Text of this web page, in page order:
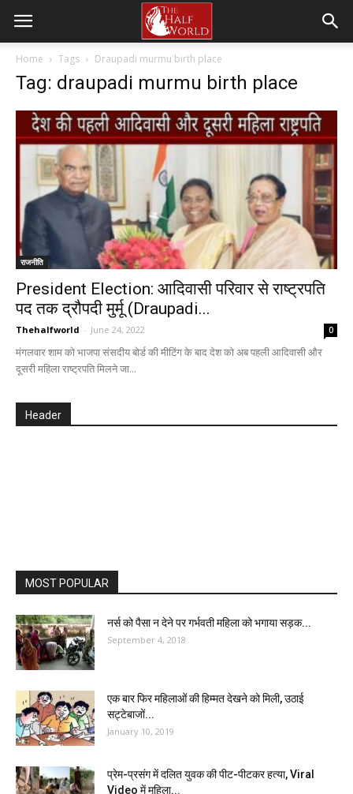
Home Tags Draupadi murmu birth place
Tag: draupadi murmu birth place
राजनीति
President Election: आदिवासी परिवार से राष्ट्रपति
पद तक द्रौपदी मुर्मू (Draupadi...
Thehalfworld - June 24, 2022 0
मंगलवार शाम को भाजपा संसदीय बोर्ड की मीटिंग के बाद देश को अब पहली आदिवासी और
दूसरी महिला राष्ट्रपति मिलने जा...
Header
MOST POPULAR
नर्स को पैसा न देने पर गर्भवती महिला को भगाया सड़क...
September 4, 2018
एक बार फिर महिलाओं की हिम्मत देखने को मिली, उठाई
सट्टेबाजों...
January 10, 2019
प्रेम-प्रसंग में दलित युवक की पीट-पीटकर हत्या, Viral
Video में महिला...